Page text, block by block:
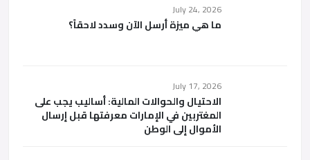
July 24, 2026
ما هي ميزة أرسل الآن وسدد لاحقاً؟
July 17, 2026
الاحتيال والحوالات المالية: أساليب يجب على
المغتربين في الإمارات معرفتها قبل إرسال
الأموال إلى الوطن